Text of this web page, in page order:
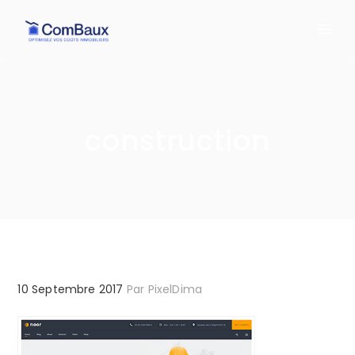
10 Septembre 2017 Par PixelDima